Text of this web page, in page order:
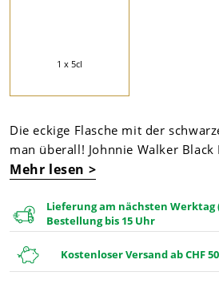
1 x 5cl
Die eckige Flasche mit der
man überall! Johnnie Walker Black
Mehr lesen >
Lieferung am nächsten Werktag
Bestellung bis 15 Uhr
Kostenloser Versand ab CHF